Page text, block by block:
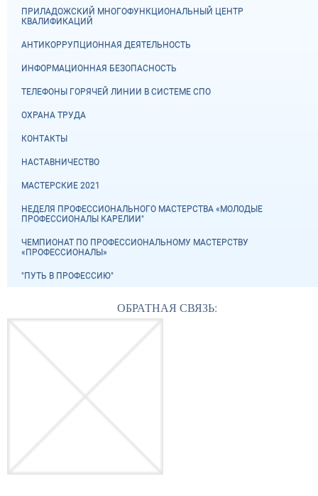
ПРИЛАДОЖСКИЙ МНОГОФУНКЦИОНАЛЬНЫЙ ЦЕНТР
КВАЛИФИКАЦИЙ
АНТИКОРРУПЦИОННАЯ ДЕЯТЕЛЬНОСТЬ
ИНФОРМАЦИОННАЯ БЕЗОПАСНОСТЬ
ТЕЛЕФОНЫ ГОРЯЧЕЙ ЛИНИИ В СИСТЕМЕ СПО
ОХРАНА ТРУДА
КОНТАКТЫ
НАСТАВНИЧЕСТВО
МАСТЕРСКИЕ 2021
НЕДЕЛЯ ПРОФЕССИОНАЛЬНОГО МАСТЕРСТВА «МОЛОДЫЕ
ПРОФЕССИОНАЛЫ КАРЕЛИИ"
ЧЕМПИОНАТ ПО ПРОФЕССИОНАЛЬНОМУ МАСТЕРСТВУ
«ПРОФЕССИОНАЛЫ»
"ПУТЬ В ПРОФЕССИЮ"
ОБРАТНАЯ СВЯЗЬ: